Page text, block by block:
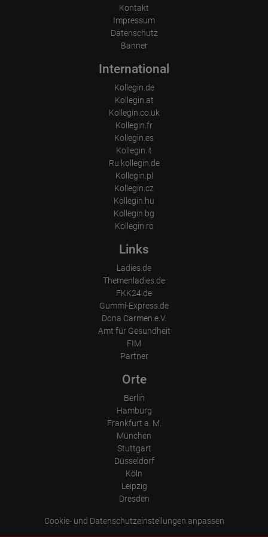
Sympathisch guter Service und ein gepflegtes Erscheinungsbild
schlank, und ich verspreche dir das beste Geld, was du je in deinem
Kontakt
Impressum
Datenschutz
Banner
International
Kollegin.de
Kollegin.at
Kollegin.co.uk
Kollegin.fr
Kollegin.es
Kollegin.it
Ru.kollegin.de
Kollegin.pl
Kollegin.cz
Kollegin.hu
Kollegin.bg
Kollegin.ro
Links
Ladies.de
Themenladies.de
FKK24.de
Gummi-Express.de
Dona Carmen e.V.
Amt für Gesundheit
FIM
Partner
Orte
Berlin
Hamburg
Frankfurt a. M.
München
Stuttgart
Düsseldorf
Köln
Leipzig
Dresden
Cookie- und Datenschutzeinstellungen anpassen